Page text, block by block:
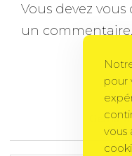
Vous devez vous
un commentaire.
Gema
pour
vous